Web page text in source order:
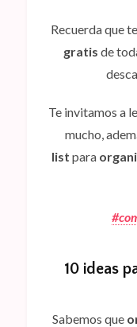
Recuerda que
gratis de
Te invitamos a
mucho,
list para
10 ideas
Sabemos que